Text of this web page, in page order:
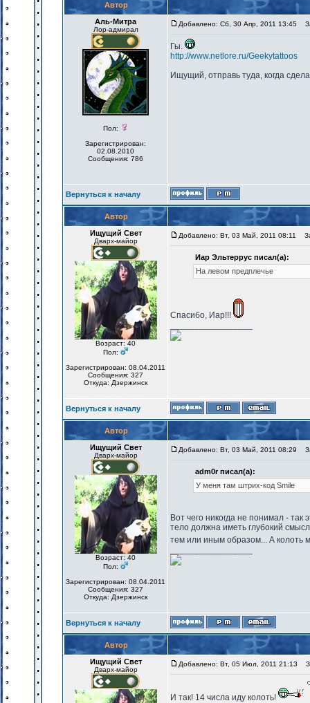
Автор
Аль-Митра
Лор-адмирал
Пол:
Зарегистрирован:
02.08.2010
Сообщения: 786
Добавлено: Сб, 30 Апр, 2011 13:45
Гы.
http://www.netlore.ru/Geekytattoos
Ищущий, отправь туда, когда
Вернуться к началу
Автор
Ищущий Свет
Дварх-майор
Возраст: 40
Пол:
Зарегистрирован: 08.04.2011
Сообщения: 327
Откуда: Дзержинск
Добавлено: Вт, 03 Май, 2011 08:11
Иар Эльтеррус писал(а):
На левом предплечье
Спасибо, Иар!!!
Вернуться к началу
Автор
Ищущий Свет
Дварх-майор
Возраст: 40
Пол:
Зарегистрирован: 08.04.2011
Сообщения: 327
Откуда: Дзержинск
Добавлено: Вт, 03 Май, 2011 08:29
adm0r писал(а):
У меня там штрих-код Smile
Вот чего никогда не понимал -
тело должна иметь глубокий
тем или иным образом... А колоть
Вернуться к началу
Автор
Ищущий Свет
Дварх-майор
Добавлено: Вт, 05 Июл, 2011 21:13
И так! 14 числа иду колоть!